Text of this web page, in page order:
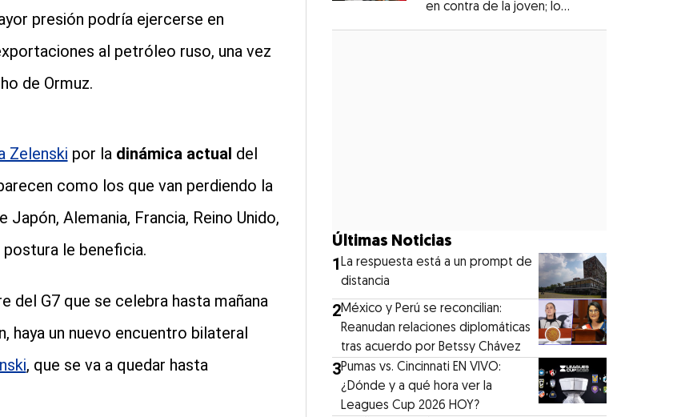
presión podría ejercerse en
al petróleo ruso, una vez
de Ormuz.
Zelenski por la dinámica actual del
como los que van perdiendo la
Alemania, Francia, Reino Unido,
postura le beneficia.
del G7 que se celebra hasta mañana
haya un nuevo encuentro bilateral
, que se va a quedar hasta
Opens in new windowen contra de la joven; lo
Últimas Noticias
1La respuesta está a un prompt de
distancia
2México y Perú se reconcilian:
Reanudan relaciones diplomáticas
tras acuerdo por Betssy Chávez
3Pumas vs. Cincinnati EN VIVO:
¿Dónde y a qué hora ver la
Leagues Cup 2026 HOY?